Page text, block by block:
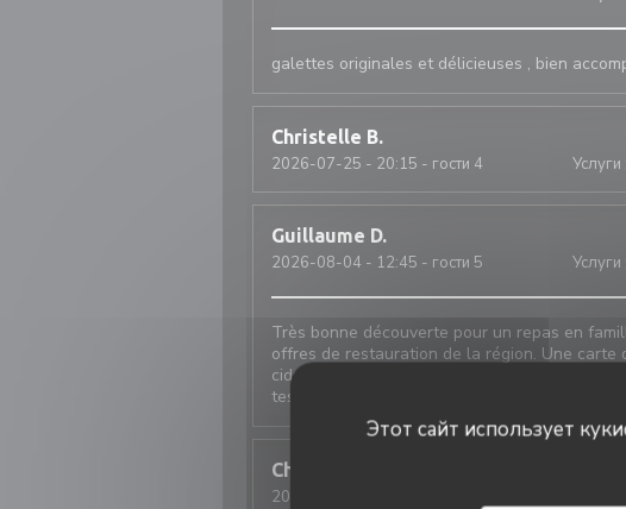
Этот сайт использует
galettes originales et délicieuses , bien
Christelle B
2026-07-25 - 20:15 - гости 4 Услуги
Guillaume D
2026-08-04 - 12:45 - гости 5 Услуги
Très bonne découverte pour un repas en
offres de restauration de la région. Une
cidres d’une grande diversité. Les jus et softs
tester D’autres plats de la carte.
Christiane
2026-08-04